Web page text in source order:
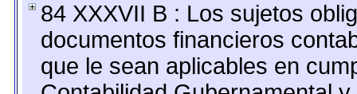
84 XXXVII B : Los sujetos
documentos financieros
que le sean aplicables en